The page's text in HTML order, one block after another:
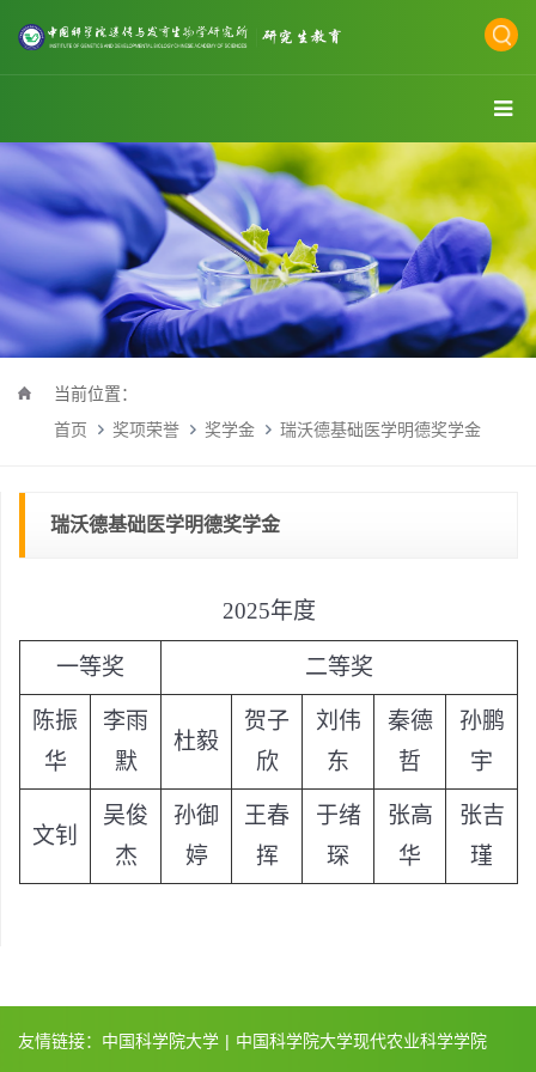
当前位置：
首页
奖项荣誉 奖学金 瑞沃德基础医学明德奖学金
瑞沃德基础医学明德奖学金
2025年度
一等奖 二等奖
陈振
华
李雨
默
杜毅
贺子
欣
刘伟
东
秦德
哲
孙鹏
宇
文钊
吴俊
杰
孙御
婷
王春
挥
于绪
琛
张高
华
张吉
瑾
友情链接： 中国科学院大学 | 中国科学院大学现代农业科学学院